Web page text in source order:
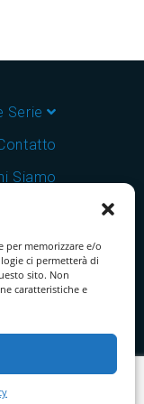
per memorizzare e/o
ci permetterà di
sito. Non
caratteristiche e
Serie
Siamo
PDF
Policy